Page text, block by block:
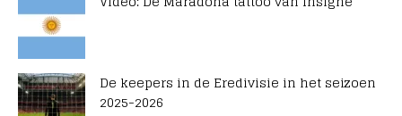
De keepers in de Eredivisie in het seizoen
2025-2026